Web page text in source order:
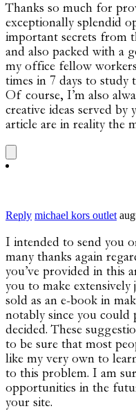
Thanks so much for
exceptionally splendid
important secrets from
and also packed with a
my office fellow
times in 7 days to study
Of course, I’m also
creative ideas served by
article are in reality the
Reply michael kors outlet
I intended to send you
many thanks again
you’ve provided in this
you to make extensively
sold as an e-book in
notably since you could
decided. These
to be sure that most
like my very own to
to this problem. I am
opportunities in the
your site.